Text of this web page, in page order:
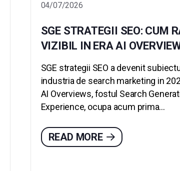
04/07/2026
SGE STRATEGII SEO: CUM
VIZIBIL IN ERA AI
SGE strategii SEO a devenit
industria de search marketing in
AI Overviews, fostul Search
Experience, ocupa acum prima...
READ MORE